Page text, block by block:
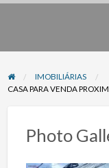
IMOBILIÁRIAS
CASA PARA VENDA
Photo